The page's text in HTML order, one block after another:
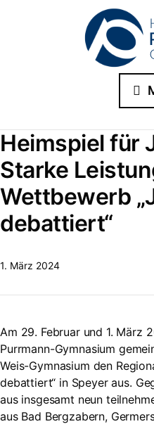
Heimspiel für
Starke
Wettbewerb
debattiert“
1. März 2024
Am 29. Februar und 1. März
Purrmann-Gymnasium
Weis-Gymnasium den
debattiert“ in Speyer aus.
aus insgesamt neun
aus Bad Bergzabern,